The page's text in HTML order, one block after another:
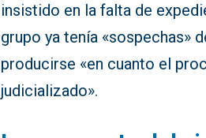
insistido en la falta de
grupo ya tenía «sospechas»
producirse «en cuanto el
judicializado».